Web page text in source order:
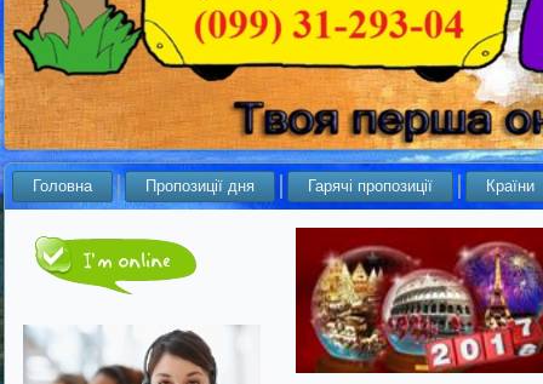
Головна Пропозиції дня Гарячі пропозиції Країни